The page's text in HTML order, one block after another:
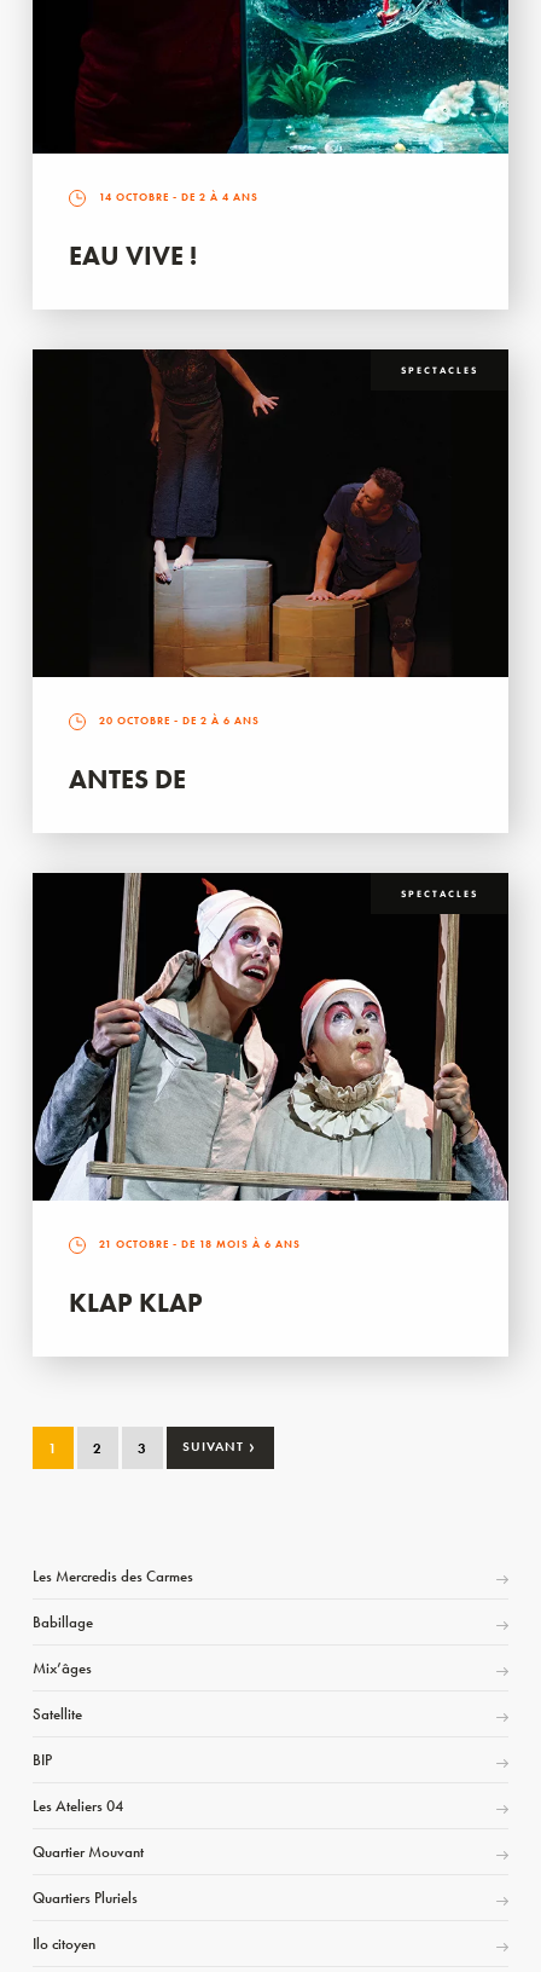
14 OCTOBRE - DE 2 À 4 ANS
EAU VIVE !
SPECTACLES
20 OCTOBRE - DE 2 À 6 ANS
ANTES DE
SPECTACLES
21 OCTOBRE - DE 18 MOIS À 6 ANS
KLAP KLAP
1 2 3 SUIVANT ›
Les Mercredis des Carmes
Babillage
Mix’âges
Satellite
BIP
Les Ateliers 04
Quartier Mouvant
Quartiers Pluriels
Ilo citoyen